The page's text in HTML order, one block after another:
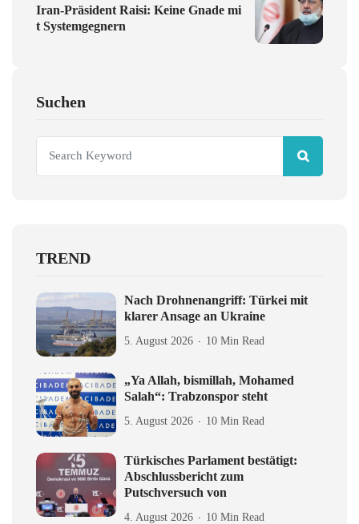
Iran-Präsident Raisi: Keine Gnade mi
t Systemgegnern
Suchen
TREND
Nach Drohnenangriff: Türkei mit
klarer Ansage an Ukraine
5. August 2026 10 Min Read
„Ya Allah, bismillah, Mohamed
Salah“: Trabzonspor steht
5. August 2026 10 Min Read
Türkisches Parlament bestätigt:
Abschlussbericht zum
Putschversuch von
4. August 2026 10 Min Read